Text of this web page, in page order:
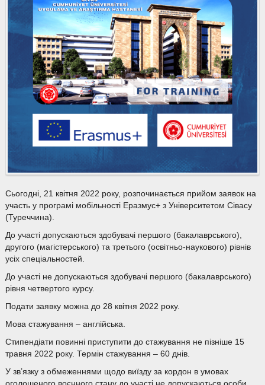
Сьогодні, 21 квітня 2022 року, розпочинається прийом заявок на
участь у програмі мобільності Еразмус+ з Університетом Сівасу
(Туреччина).
До участі допускаються здобувачі першого (бакалаврського),
другого (магістерського) та третього (освітньо-наукового) рівнів
усіх спеціальностей.
До участі не допускаються здобувачі першого (бакалаврського)
рівня четвертого курсу.
Подати заявку можна до 28 квітня 2022 року.
Мова стажування – англійська.
Стипендіати повинні приступити до стажування не пізніше 15
травня 2022 року. Термін стажування – 60 днів.
У зв’язку з обмеженнями щодо виїзду за кордон в умовах